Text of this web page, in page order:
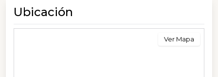
Ubicación
Ver Mapa